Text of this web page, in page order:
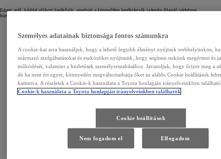
Edzett acél, kóddal ellátott kerékőrök, amelyek a könnyűfém keréktárcsák számára állandó védelmet
biztosítanak.
Személyes adatainak biztonsága fontos számunkra
A cookie-kat arra használjuk, hogy a lehető legjobb élményt nyújtsuk webhelyünkön,
származó szolgáltatásokat és eszközöket nyújtsunk, hogy segítsen nekünk megérteni és
működését, valamint a hirdetések személyreszabásához. Javasoljuk, hogy őrizze meg a
de ha nem ért egyet, könnyedén megváltoztathatja őket az alábbi Cookie beállítások
kattintva. A részletek a Cookie-k használata a Toyota honlapján irányelveinkben
Cookie-k használata a Toyota honlapján irányelveinkben találhatók
Cookie beállítások
Nem fogadom el Elfogadom